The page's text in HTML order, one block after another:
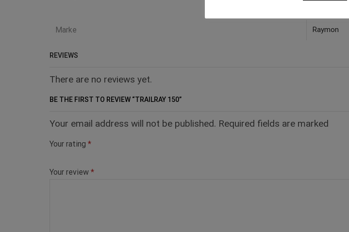
Marke Raymon
REVIEWS
There are no reviews yet.
BE THE FIRST TO REVIEW “TRAILRAY 150”
Your email address will not be published. Required fields are marked
Your rating *
Your review *